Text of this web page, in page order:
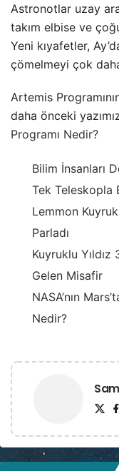
Astronotlar uzay
takım elbise ve
Yeni kıyafetler,
çömelmeyi çok
Artemis
daha önceki
Programı Nedir?
Bilim İnsanları
Tek Teleskopla
Lemmon
Parladı
Kuyruklu
Gelen Misafir
NASA’nın
Nedir?